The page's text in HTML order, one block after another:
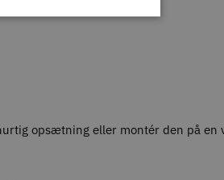
opsætning eller montér den på en